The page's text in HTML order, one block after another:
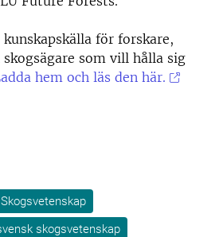
för forskare,
som vill hålla sig
hem och läs den här.
Skogsvetenskap
skogsvetenskap